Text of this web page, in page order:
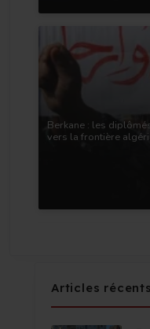
Berkane : les
vers la frontière
Articles récents